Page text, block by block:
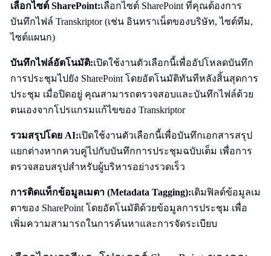
เลือกไซต์ SharePoint:เลือกไซต์ SharePoint ที่คุณต้องการ
บันทึกไฟล์ Transkriptor (เช่น อินทราเน็ตของบริษัท, ไซต์ทีม,
ไซต์แผนก)
บันทึกไฟล์อัตโนมัติ:เปิดใช้งานตัวเลือกนี้เพื่ออัปโหลดบันทึก
การประชุมไปยัง SharePoint โดยอัตโนมัติทันทีหลังสิ้นสุดการ
ประชุม เมื่อปิดอยู่ คุณสามารถตรวจสอบและบันทึกไฟล์ด้วย
ตนเองจากโปรแกรมแก้ไขของ Transkriptor
รวมสรุปโดย AI:เปิดใช้งานตัวเลือกนี้เพื่อบันทึกเอกสารสรุป
แยกต่างหากควบคู่ไปกับบันทึกการประชุมฉบับเต็ม เพื่อการ
ตรวจสอบสรุปสำหรับผู้บริหารอย่างรวดเร็ว
การติดแท็กข้อมูลเมตา (Metadata Tagging):เติมฟิลด์ข้อมูลเม
ตาของ SharePoint โดยอัตโนมัติด้วยข้อมูลการประชุม เพื่อ
เพิ่มความสามารถในการค้นหาและการจัดระเบียบ